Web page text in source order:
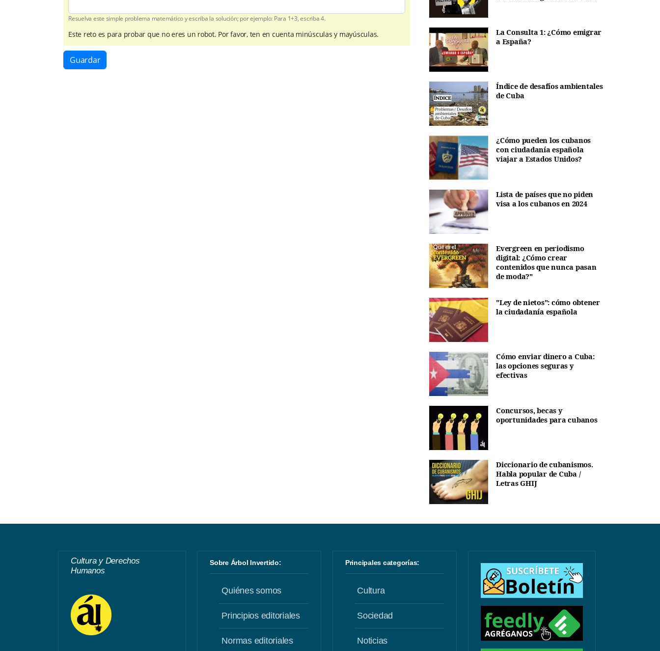
Resuelva este simple problema matemático y escriba la solución; por ejemplo: Para 1+3, escriba 4.
Este reto es para probar que no eres un robot. Por favor, ten en cuenta minúsculas y mayúsculas.
Guardar
La Consulta 1: ¿Cómo emigrar
a España?
Índice de desafíos ambientales
de Cuba
¿Cómo pueden los cubanos
con ciudadanía española
viajar a Estados Unidos?
Lista de países que no piden
visa a los cubanos en 2024
Evergreen en periodismo
digital: ¿Cómo crear
contenidos que nunca pasan
de moda?"
"Ley de nietos": cómo obtener
la ciudadanía española
Cómo enviar dinero a Cuba:
las opciones seguras y
efectivas
Concursos, becas y
oportunidades para cubanos
Diccionario de cubanismos.
Habla popular de Cuba /
Letras GHIJ
Cultura y Derechos
Humanos
Sobre Árbol Invertido:
Quiénes somos
Principios editoriales
Normas editoriales
Principales categorías:
Cultura
Sociedad
Noticias